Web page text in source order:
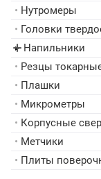
• Нутромеры
• Головки
▸ Напильники
• Резцы
• Плашки
• Микрометры
• Корпусные
• Метчики
• Плиты